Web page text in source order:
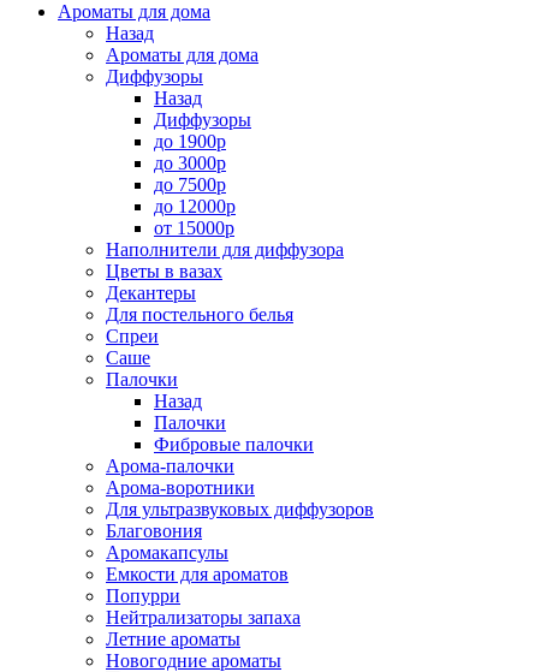
Ароматы для дома
Назад
Ароматы для дома
Диффузоры
Назад
Диффузоры
до 1900р
до 3000р
до 7500р
до 12000р
от 15000р
Наполнители для диффузора
Цветы в вазах
Декантеры
Для постельного белья
Спреи
Саше
Палочки
Назад
Палочки
Фибровые палочки
Арома-палочки
Арома-воротники
Для ультразвуковых диффузоров
Благовония
Аромакапсулы
Емкости для ароматов
Попурри
Нейтрализаторы запаха
Летние ароматы
Новогодние ароматы